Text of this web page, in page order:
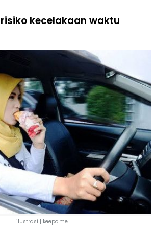
kecelakaan waktu
ilustrasi | keepo.me